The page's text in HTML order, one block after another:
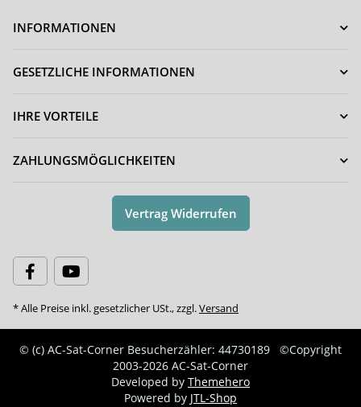
INFORMATIONEN
GESETZLICHE INFORMATIONEN
IHRE VORTEILE
ZAHLUNGSMÖGLICHKEITEN
Vertrag Widerrufen
* Alle Preise inkl. gesetzlicher USt., zzgl.Versand
© (c) AC-Sat-Corner Besucherzähler: 44730189
©Copyright
2003-2026 AC-Sat-Corner
Developed by Themehero
Powered by JTL-Shop